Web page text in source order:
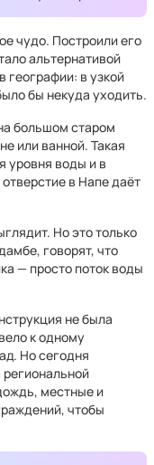
чудо. Построили его
альтернативой
географии: в узкой
бы некуда уходить.
большом старом
или ванной. Такая
уровня воды и в
в Напе даёт
Но это только
говорят, что
— просто поток воды
не была
к одному
Но сегодня
местные и
чтобы